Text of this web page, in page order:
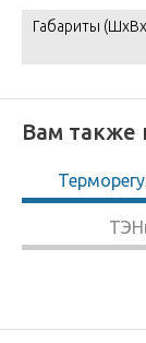
Габариты
Вам также